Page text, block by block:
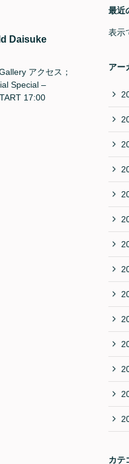
Daisuke
アクセス；
Special –
17:00
最近
表示
アー
カテ